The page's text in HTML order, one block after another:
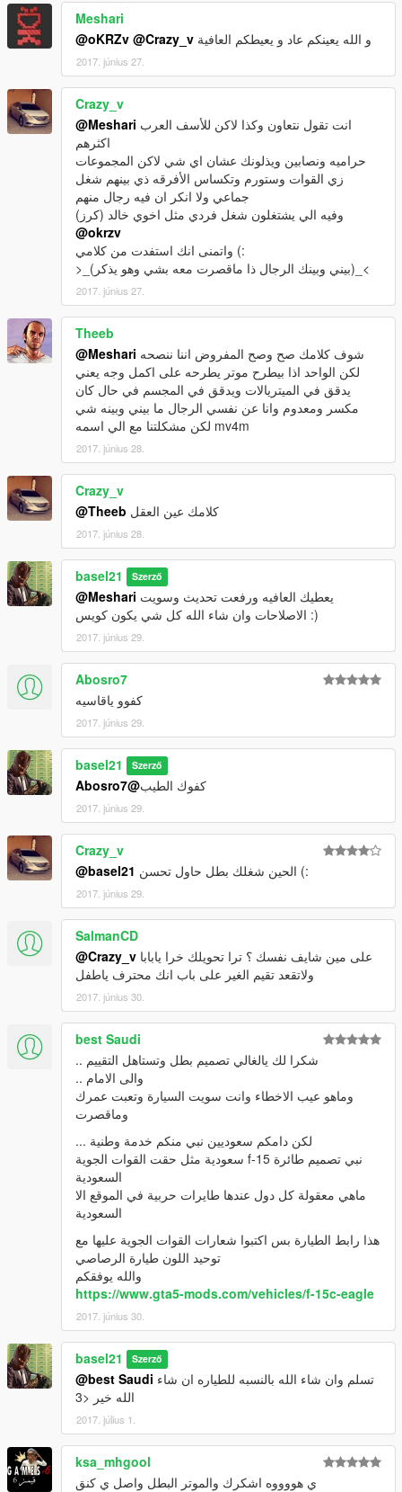
Meshari
@oKRZv @Crazy_v و الله يعينكم عاد و يعيطكم العافية
2017. június 27.
Crazy_v
@Meshari
اكثرهم
حراميه ونصابين ويذلونك عشان اي شي لاكن المجموعات
زي القوات وستورم وتكساس الأفرقه ذي بينهم شغل
جماعي ولا انكر ان فيه رجال منهم
وفيه الي يشتغلون شغل فردي مثل اخوي خالد (كرز)
@okrzv
واتمنى انك استفدت من كلامي (:
>_(بيني وبينك الرجال ذا ماقصرت معه بشي وهو يذكر)_<
2017. június 27.
Theeb
@Meshari
لكن الواحد اذا بيطرح موتر يطرحه على اكمل وجه يعني
يدقق في الميتريالات ويدقق في المجسم في حال كان
مكسر ومعدوم وانا عن نفسي الرجال ما بيني وبينه شي
لكن مشكلتنا مع الي اسمه mv4m
2017. június 28.
Crazy_v
@Theeb كلامك عين العقل
2017. június 28.
basel21 Szerző
@Meshari
الاصلاحات وان شاء الله كل شي يكون كويس :)
2017. június 29.
Abosro7
كفوو ياقاسيه
2017. június 29.
basel21 Szerző
كفوك الطيب@Abosro7
2017. június 29.
Crazy_v
@basel21
الحين شغلك بطل حاول تحسن (:
2017. június 29.
SalmanCD
@Crazy_v
ولاتقعد تقيم الغير على باب انك محترف ياطفل
2017. június 30.
best Saudi
شكرا لك يالغالي تصميم بطل وتستاهل التقييم ..
والى الامام ..
وماهو عيب الاخطاء وانت سويت السيارة وتعبت عمرك
وماقصرت
لكن دامكم سعوديين نبي منكم خدمة وطنية ...
نبي تصميم طائرة f-15 سعودية مثل حقت القوات الجوية
السعودية
ماهي معقولة كل دول عندها طايرات حربية في الموقع الا
السعودية
هذا رابط الطيارة بس اكتبوا شعارات القوات الجوية عليها مع
توحيد اللون طيارة الرصاصي
والله يوفقكم
https://www.gta5-mods.com/vehicles/f-15c-eagle
2017. június 30.
basel21 Szerző
@best Saudi
الله خير <3
2017. július 1.
ksa_mhgool
ي هووووه اشكرك والموتر البطل واصل ي كنق